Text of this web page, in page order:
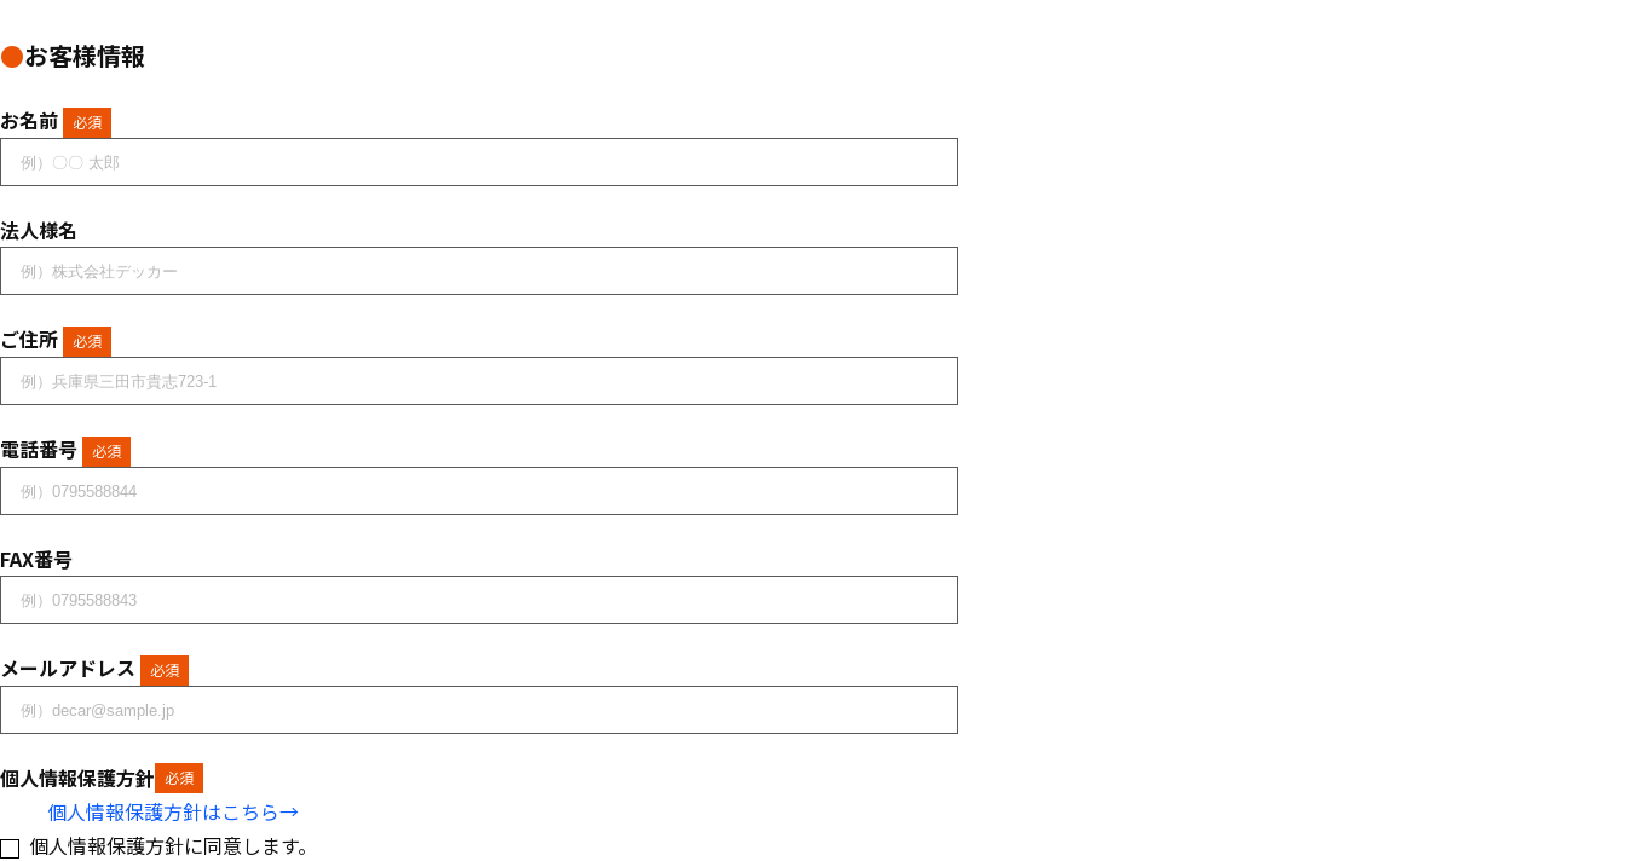
●お客様情報
お名前 必須
法人様名
ご住所 必須
電話番号 必須
FAX番号
メールアドレス 必須
個人情報保護方針 必須
個人情報保護方針はこちら→
個人情報保護方針に同意します。